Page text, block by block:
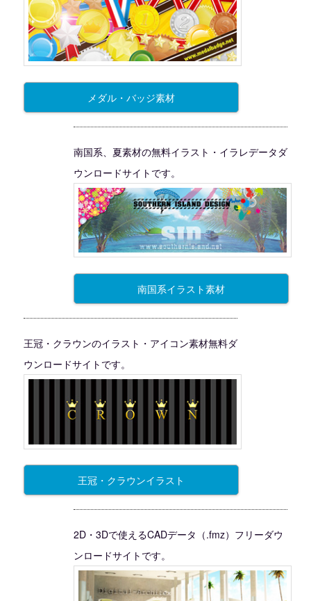
メダル・バッジ素材
南国系、夏素材の無料イラスト・イラレデータダ
ウンロードサイトです。
南国系イラスト素材
王冠・クラウンのイラスト・アイコン素材無料ダ
ウンロードサイトです。
王冠・クラウンイラスト
2D・3Dで使えるCADデータ（.fmz）フリーダウ
ンロードサイトです。